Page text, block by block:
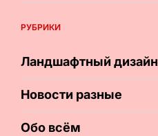
РУБРИКИ
Ландшафтный дизайн
Новости разные
Обо всём